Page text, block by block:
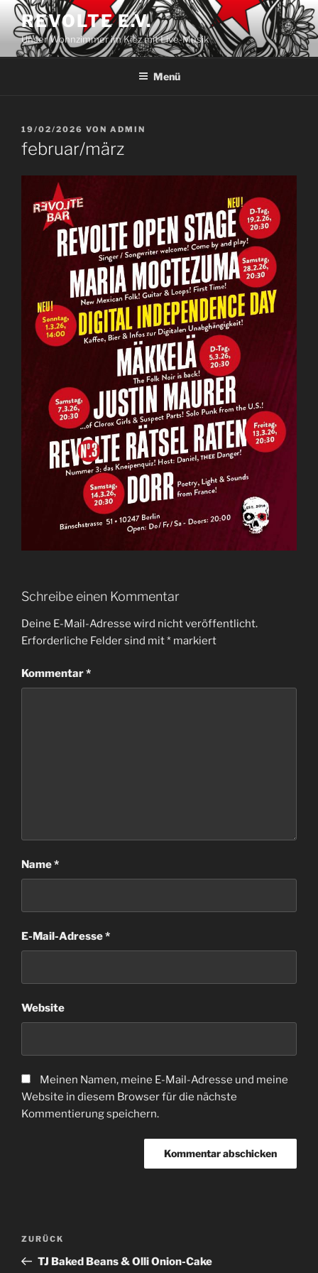
Zum
Inhalt
springen
REVOLTE E.V.
Unser Wohnzimmer im Kiez mit Live-Musik
Menü
VERÖFFENTLICHT
AM
19/02/2026 VON ADMIN
februar/märz
Schreibe einen Kommentar
Deine E-Mail-Adresse wird nicht veröffentlicht.
Erforderliche Felder sind mit* markiert
Kommentar*
Name*
E-Mail-Adresse*
Website
Meinen Namen, meine E-Mail-Adresse und meine
Website in diesem Browser für die nächste
Kommentierung speichern.
Beitragsnavigation
Vorheriger
Beitrag
ZURÜCK
TJ Baked Beans & Olli Onion-Cake